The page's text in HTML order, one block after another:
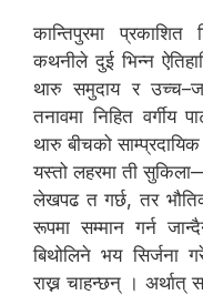
कान्तिपुरमा
कथनीले दुई भिन्न
थारु समुदाय र
तनावमा निहित वर्गीय
थारु बीचको
यस्तो लहरमा ती
लेखपढ त गर्छ, तर
रूपमा सम्मान गर्न
बिथोलिने भय सिर्जना
राख्न चाहन्छन् । अर्थात्